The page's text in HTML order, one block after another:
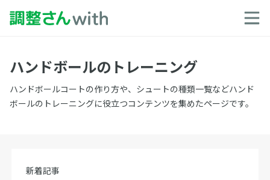
ハンドボールのトレーニング
ハンドボールコートの作り方や、シュートの種類一覧などハンド
ボールのトレーニングに役立つコンテンツを集めたページです。
新着記事